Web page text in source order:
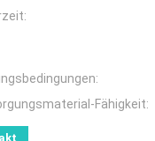
Fähigkeit: